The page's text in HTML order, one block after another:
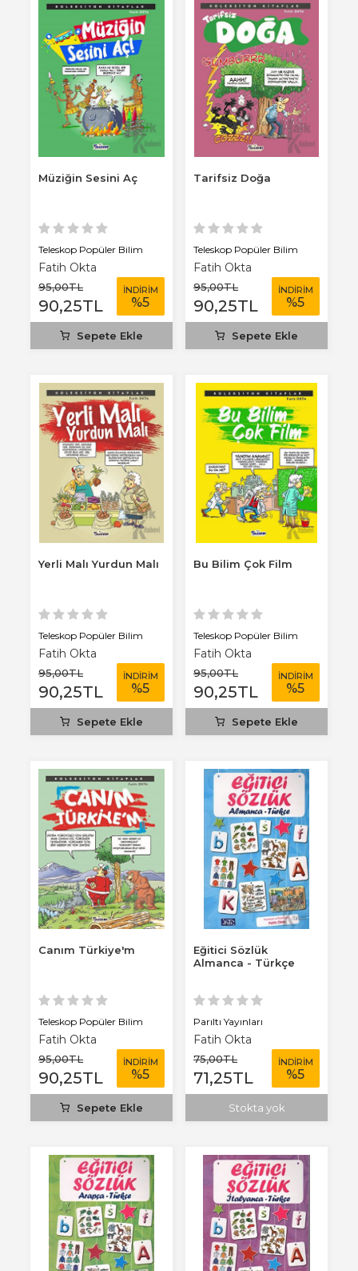
Müziğin Sesini Aç
Teleskop Popüler Bilim
Fatih Okta
95,00TL
90,25TL
İNDİRİM
%5
Sepete Ekle
Tarifsiz Doğa
Teleskop Popüler Bilim
Fatih Okta
95,00TL
90,25TL
İNDİRİM
%5
Sepete Ekle
Yerli Malı Yurdun Malı
Teleskop Popüler Bilim
Fatih Okta
95,00TL
90,25TL
İNDİRİM
%5
Sepete Ekle
Bu Bilim Çok Film
Teleskop Popüler Bilim
Fatih Okta
95,00TL
90,25TL
İNDİRİM
%5
Sepete Ekle
Canım Türkiye'm
Teleskop Popüler Bilim
Fatih Okta
95,00TL
90,25TL
İNDİRİM
%5
Sepete Ekle
Eğitici Sözlük
Almanca - Türkçe
Parıltı Yayınları
Fatih Okta
75,00TL
71,25TL
İNDİRİM
%5
Stokta yok